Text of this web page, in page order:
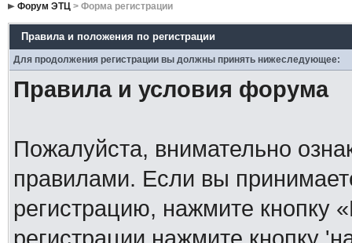
Форум ЭТЦ> Форма регистрации
Правила и положения по регистрации
Для продолжения регистрации вы должны принять нижеследующее:
Правила и условия форума
Пожалуйста, внимательно
правилами. Если вы
регистрацию, нажмите кнопку